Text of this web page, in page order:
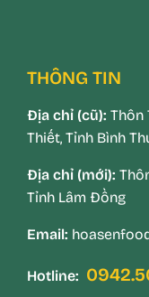
THÔNG TIN
Địa chỉ (cũ): Thôn
Thiết, Tỉnh Bình
Địa chỉ (mới):
Tỉnh Lâm Đồng
Email:
Hotline: